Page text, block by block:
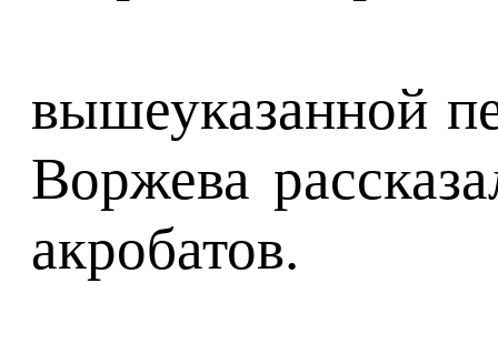
вышеуказанной
Воржева
акробатов.